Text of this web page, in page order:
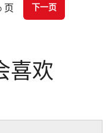
页 下一页
喜欢